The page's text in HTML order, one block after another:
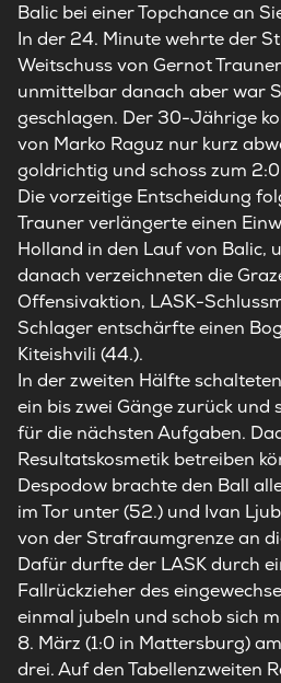
Balic bei einer Topchance an
In der 24. Minute wehrte der
Weitschuss von Gernot
unmittelbar danach aber war
geschlagen. Der 30-Jährige
von Marko Raguz nur kurz
goldrichtig und schoss zum
Die vorzeitige Entscheidung
Trauner verlängerte einen
Holland in den Lauf von Balic,
danach verzeichneten die
Offensivaktion, LASK-
Schlager entschärfte einen
Kiteishvili (44.).
In der zweiten Hälfte
ein bis zwei Gänge zurück
für die nächsten Aufgaben.
Resultatskosmetik betreiben
Despodow brachte den Ball
im Tor unter (52.) und Ivan
von der Strafraumgrenze an
Dafür durfte der LASKdurch
Fallrückzieher des
einmal jubeln und schob sich
8. März (1:0 in Mattersburg)
drei. Auf den Tabellenzweiten